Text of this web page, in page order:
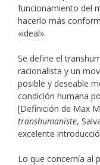
funcionamiento del
hacerlo más
«ideal».
Se define el
racionalista y un
posible y deseable
condición humana
[Definición de Max
transhumaniste,
excelente
Lo que concernía al